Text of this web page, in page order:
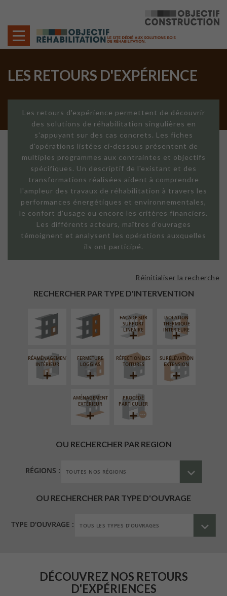
LES RETOURS D'EXPÉRIENCE
Les retours d'expérience permettent de découvrir
des solutions de réhabilitation singulières en
s'appuyant sur des cas concrets. Les fiches
d'opérations listées ci-dessous présentent de
multiples programmes aux contraintes et objectifs
spécifiques. Un descriptif de l'existant et des
transformations réalisées aident à comprendre
l'ampleur des travaux de réhabilitation à travers les
performances énergétiques et environnementales,
le confort d'usage ou encore les critères financiers.
Les différents acteurs, maîtres d'ouvrages
témoignent et analysent les opérations auxquelles
ils ont participé.
RECHERCHER PAR TYPE D'INTERVENTION
Réinitialiser la recherche
EXTÉRIEURE
FAÇADE SUR
SUPPORT
LINÉAIRE
ISOLATION
THERMIQUE
INTÉRIEURE
RÉAMÉNAGEMENT
INTÉRIEUR
FERMETURE
LOGGIAS
RÉFECTION DES
TOITURES
SURÉLÉVATION
EXTENSION
AMÉNAGEMENT
EXTÉRIEUR
PROCÉDÉ
PARTICULIER
OU RECHERCHER PAR REGION
RÉGIONS :
OU RECHERCHER PAR TYPE D'OUVRAGE
TYPE D'OUVRAGE :
DÉCOUVREZ NOS RETOURS
D'EXPÉRIENCES